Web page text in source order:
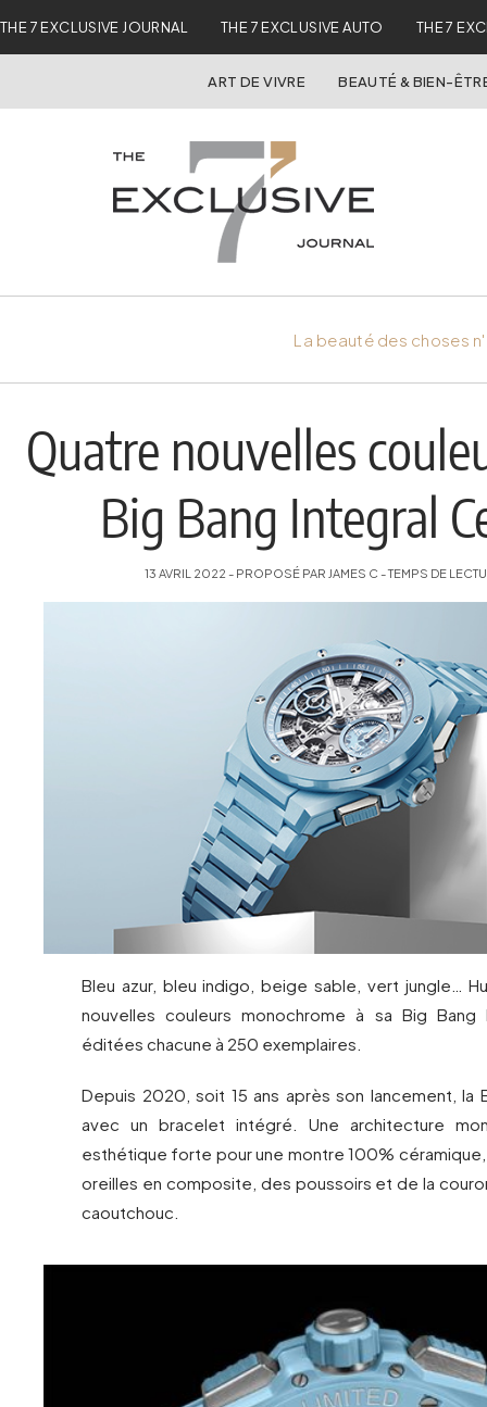
THE 7 EXCLUSIVE JOURNAL THE 7 EXCLUSIVE AUTO THE 7
ART DE VIVRE BEAUTÉ & BIEN-
La beauté des choses
Quatre nouvelles
Big Bang Integral
13 AVRIL 2022 - PROPOSÉ PAR JAMES C - TEMPS DE
Bleu azur, bleu indigo, beige sable, vert jungle…
nouvelles couleurs monochrome à sa Big Bang
éditées chacune à 250 exemplaires.
Depuis 2020, soit 15 ans après son lancement, la
avec un bracelet intégré. Une architecture
esthétique forte pour une montre 100%
oreilles en composite, des poussoirs et de la
caoutchouc.